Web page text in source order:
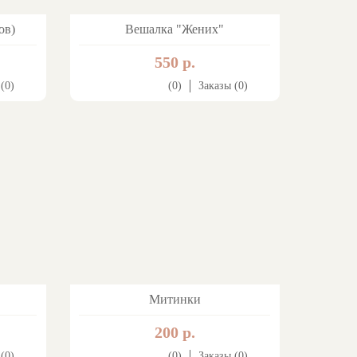
Вешалка "Жених"
550 р.
(0) Заказы (0)
Митинки
200 р.